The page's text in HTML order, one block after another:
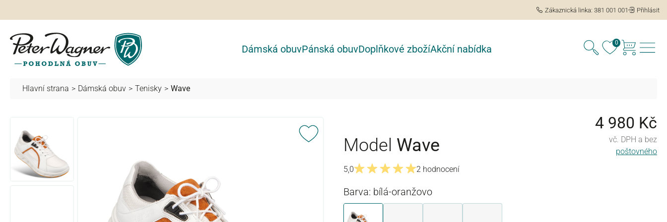
Zákaznická linka: 381 001 001 Přihlásit
Dámská obuvPánská obuvDoplňkové zbožíAkční nabídka
0
Hlavní strana > Dámská obuv > Tenisky > Wave
Model Wave
5,0
2 hodnocení
4 980 Kč
vč. DPH a bez
poštovného
Barva: bílá-oranžovo